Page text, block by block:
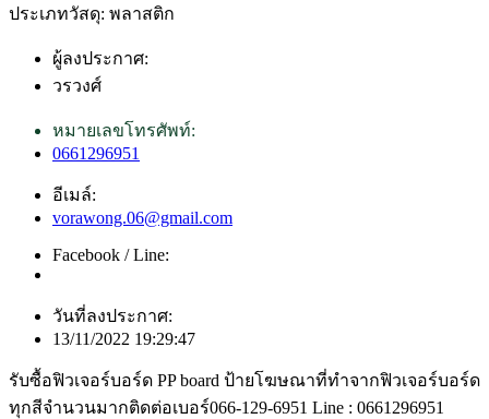
ประเภทวัสดุ: พลาสติก
ผู้ลงประกาศ:
วรวงศ์
หมายเลขโทรศัพท์:
0661296951
อีเมล์:
vorawong.06@gmail.com
Facebook / Line:
วันที่ลงประกาศ:
13/11/2022 19:29:47
รับซื้อฟิวเจอร์บอร์ด PP board ป้ายโฆษณาที่ทำจากฟิวเจอร์บอร์ด
ทุกสีจำนวนมากติดต่อเบอร์066-129-6951 Line : 0661296951